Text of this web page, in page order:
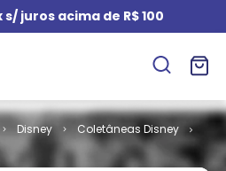
juros acima de R$ 100
Disney
Coletâneas Disney